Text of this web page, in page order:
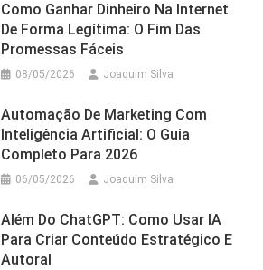
Como Ganhar Dinheiro Na Internet
De Forma Legítima: O Fim Das
Promessas Fáceis
08/05/2026 Joaquim Silva
Automação De Marketing Com
Inteligência Artificial: O Guia
Completo Para 2026
06/05/2026 Joaquim Silva
Além Do ChatGPT: Como Usar IA
Para Criar Conteúdo Estratégico E
Autoral